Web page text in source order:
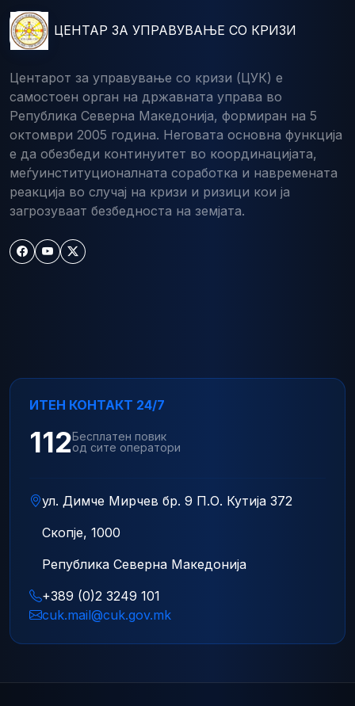
ЦЕНТАР ЗА УПРАВУВАЊЕ СО КРИЗИ
Центарот за управување со кризи (ЦУК) е
самостоен орган на државната управа во
Република Северна Македонија, формиран на 5
октомври 2005 година. Неговата основна функција
е да обезбеди континуитет во координацијата,
меѓуинституционалната соработка и навремената
реакција во случај на кризи и ризици кои ја
загрозуваат безбедноста на земјата.
ИТЕН КОНТАКТ 24/7
112Бесплатен повик
од сите оператори
ул. Димче Мирчев бр. 9 П.О. Кутија 372
Скопје, 1000
Република Северна Македонија
+389 (0)2 3249 101
cuk.mail@cuk.gov.mk